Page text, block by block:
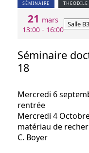
SÉMINAIRE THEODILE
21 mars
13:00 - 16:00
Salle
Séminaire
18
Mercredi 6
rentrée
Mercredi 4
matériau de
C. Boyer